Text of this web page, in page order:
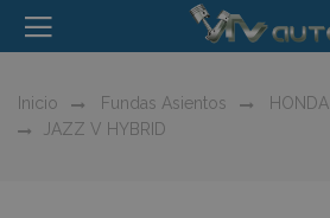
Inicio Fundas Asientos HONDA
JAZZ V HYBRID